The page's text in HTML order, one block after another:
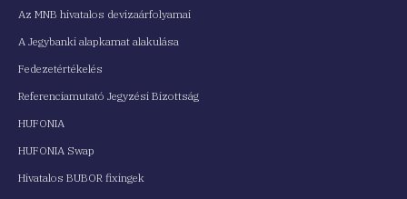
Az MNB hivatalos devizaárfolyamai
A Jegybanki alapkamat alakulása
Fedezetértékelés
Referenciamutató Jegyzési Bizottság
HUFONIA
HUFONIA Swap
Hivatalos BUBOR fixingek